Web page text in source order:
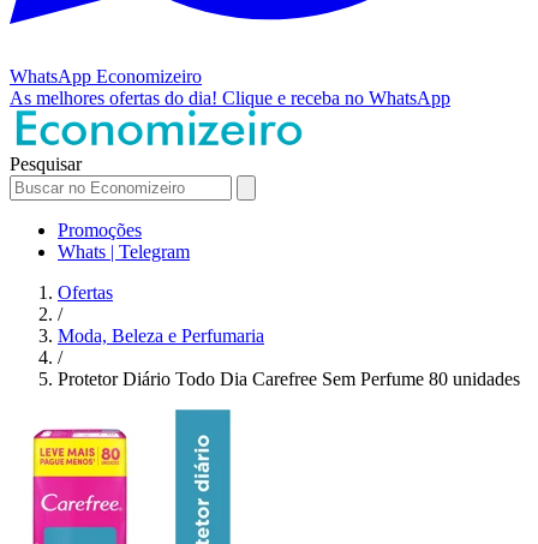
WhatsApp Economizeiro
As melhores ofertas do dia! Clique e receba no WhatsApp
Pesquisar
Promoções
Whats | Telegram
Ofertas
/
Moda, Beleza e Perfumaria
/
Protetor Diário Todo Dia Carefree Sem Perfume 80 unidades